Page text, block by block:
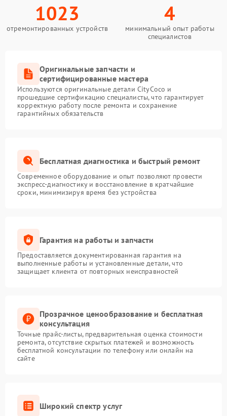
1023
отремонтированных устройств
4
минимальный опыт работы
специалистов
Оригинальные запчасти и
сертифицированные мастера
Используются оригинальные детали CityCoco и
прошедшие сертификацию специалисты, что гарантирует
корректную работу после ремонта и сохранение
гарантийных обязательств
Бесплатная диагностика и быстрый ремонт
Современное оборудование и опыт позволяют провести
экспресс-диагностику и восстановление в кратчайшие
сроки, минимизируя время без устройства
Гарантия на работы и запчасти
Предоставляется документированная гарантия на
выполненные работы и установленные детали, что
защищает клиента от повторных неисправностей
Прозрачное ценообразование и бесплатная
консультация
Точные прайс-листы, предварительная оценка стоимости
ремонта, отсутствие скрытых платежей и возможность
бесплатной консультации по телефону или онлайн на
сайте
Широкий спектр услуг